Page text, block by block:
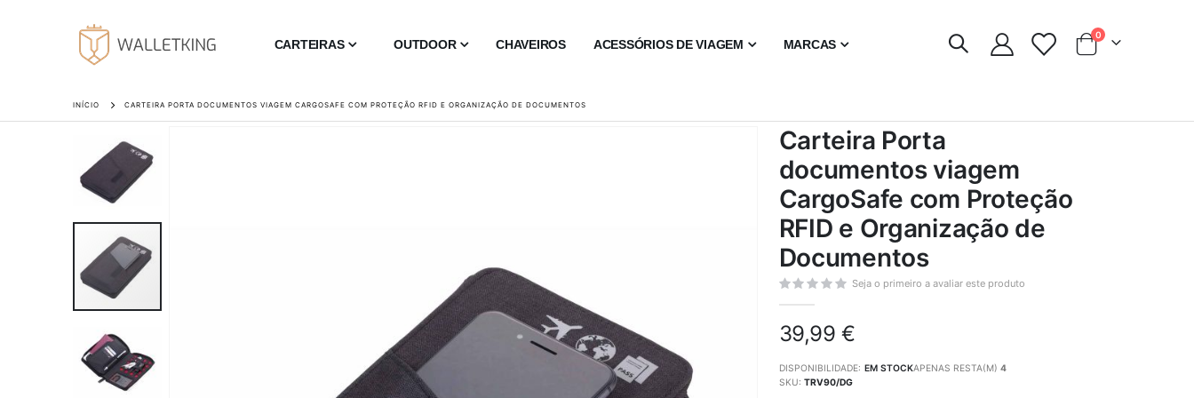
CARTEIRAS OUTDOOR CHAVEIROS ACESSÓRIOS DE VIAGEM MARCAS Carrinho
0artigos
INÍCIO CARTEIRA PORTA DOCUMENTOS VIAGEM CARGOSAFE COM PROTEÇÃO RFID E ORGANIZAÇÃO DE DOCUMENTOS
final
da
Galeria
imagens
Carteira Porta
documentos viagem
CargoSafe com Proteção
RFID e Organização de
Documentos
Seja o primeiro a avaliar este produto
39,99 €
DISPONIBILIDADE: EM STOCKAPENAS RESTA(M) 4
SKU TRV90/DG